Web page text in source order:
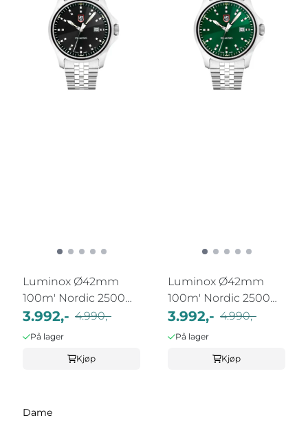
Luminox Ø42mm
100m' Nordic 2500
Stål/Sort
3.992,- 4.990,-
På lager
Kjøp
Luminox Ø42mm
100m' Nordic 2500
Stål/Grønn
3.992,- 4.990,-
På lager
Kjøp
Dame